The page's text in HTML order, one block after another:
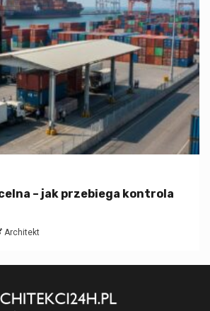
– jak przebiega kontrola
Architekt